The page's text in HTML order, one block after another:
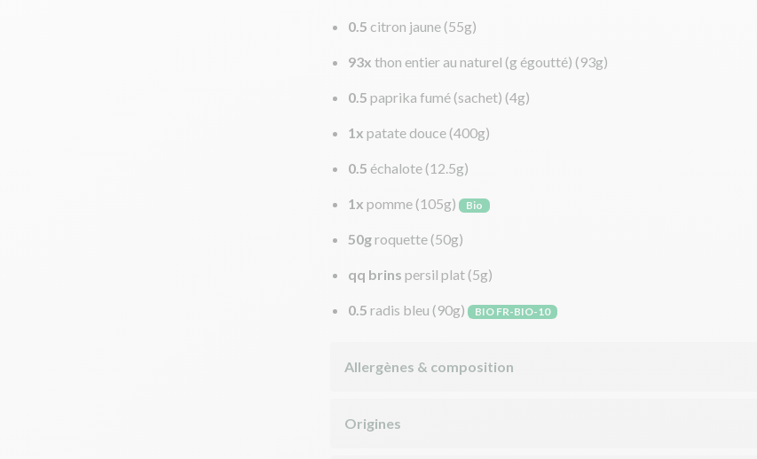
0.5 citron jaune (55g)
93x thon entier au naturel (g égoutté) (93g)
0.5 paprika fumé (sachet) (4g)
1x patate douce (400g)
0.5 échalote (12.5g)
1x pomme (105g) Bio
50groquette (50g)
qq brins persil plat (5g)
0.5 radis bleu (90g) BIO FR-BIO-10
Allergènes & composition
Origines